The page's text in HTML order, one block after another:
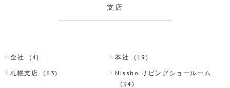
支店
全社 (4) 本社 (19)
札幌支店 (63)
Nissho リビングショールーム
(94)